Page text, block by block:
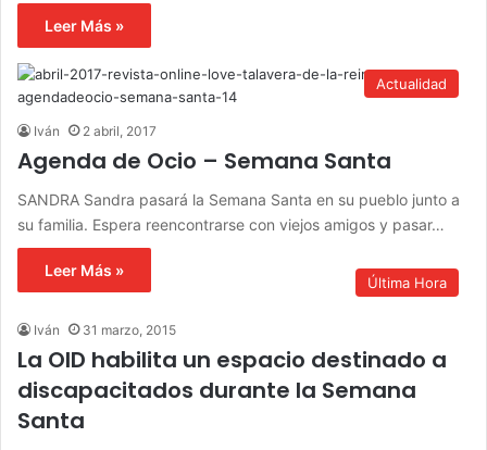
Leer Más »
Actualidad
Iván 2 abril, 2017
Agenda de Ocio – Semana Santa
SANDRA Sandra pasará la Semana Santa en su pueblo junto a
su familia. Espera reencontrarse con viejos amigos y pasar…
Leer Más »
Última Hora
Iván 31 marzo, 2015
La OID habilita un espacio destinado a
discapacitados durante la Semana
Santa